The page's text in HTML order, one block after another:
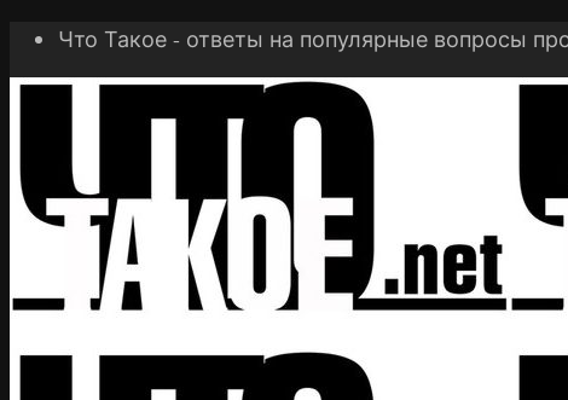
Что Такое - ответы на популярные вопросы